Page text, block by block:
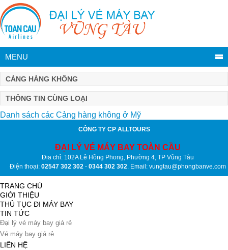
MENU
CẢNG HÀNG KHÔNG
THÔNG TIN CÙNG LOẠI
Danh sách các Cảng hàng không ở Mỹ
CÔNG TY CP ALLTOURS
ĐẠI LÝ VÉ MÁY BAY TOÀN CẦU
Địa chỉ: 102A Lê Hồng Phong, Phường 4, TP Vũng Tàu
Điện thoại: 02547 302 302 - 0344 302 302. Email: vungtau@phongbanve.com
TRANG CHỦ
GIỚI THIỆU
THỦ TỤC ĐI MÁY BAY
TIN TỨC
Đại lý vé máy bay giá rẻ
Vé máy bay giá rẻ
LIÊN HỆ